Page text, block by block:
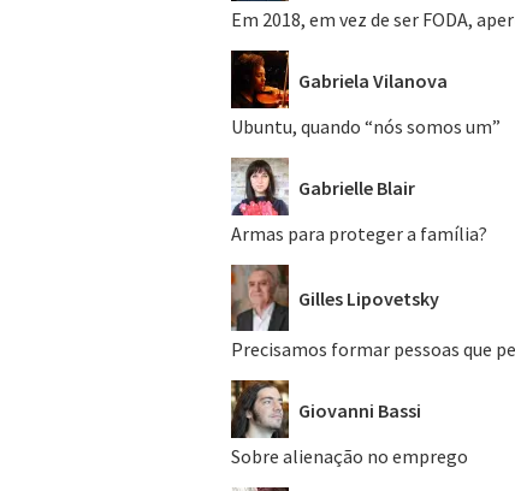
Em 2018, em vez de ser FODA,
Gabriela Vilanova
Ubuntu, quando “nós somos um”
Gabrielle Blair
Armas para proteger a família?
Gilles Lipovetsky
Precisamos formar pessoas que
Giovanni Bassi
Sobre alienação no emprego